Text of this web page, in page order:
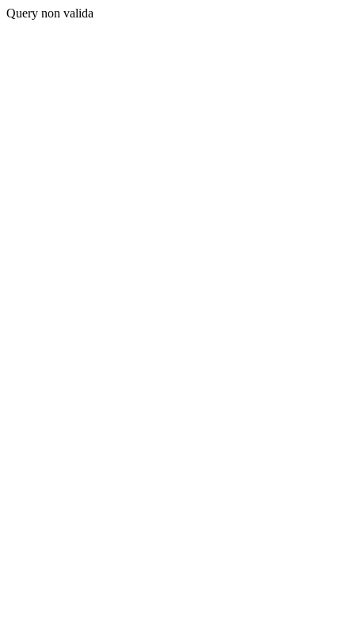
Query non valida